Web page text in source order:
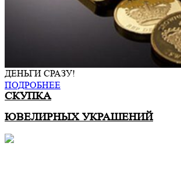
ДЕНЬГИ СРАЗУ!
ПОДРОБНЕЕ
СКУПКА
ЮВЕЛИРНЫХ УКРАШЕНИЙ